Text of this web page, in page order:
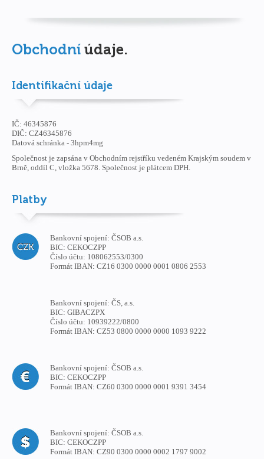
Obchodní údaje.
Identifikační údaje
IČ: 46345876
DIČ: CZ46345876
Datová schránka - 3hpm4mg
Společnost je zapsána v Obchodním rejstříku vedeném Krajským soudem v
Brně, oddíl C, vložka 5678. Společnost je plátcem DPH.
Platby
Bankovní spojení: ČSOB a.s.
BIC: CEKOCZPP
Číslo účtu: 108062553/0300
Formát IBAN: CZ16 0300 0000 0001 0806 2553
Bankovní spojení: ČS, a.s.
BIC: GIBACZPX
Číslo účtu: 10939222/0800
Formát IBAN: CZ53 0800 0000 0000 1093 9222
Bankovní spojení: ČSOB a.s.
BIC: CEKOCZPP
Formát IBAN: CZ60 0300 0000 0001 9391 3454
Bankovní spojení: ČSOB a.s.
BIC: CEKOCZPP
Formát IBAN: CZ90 0300 0000 0002 1797 9002